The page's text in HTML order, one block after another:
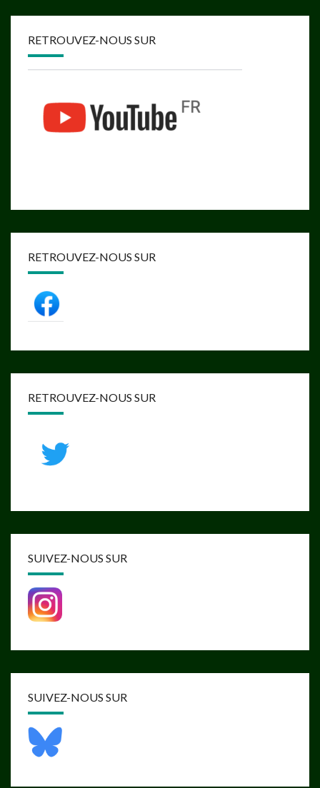
RETROUVEZ-NOUS SUR
RETROUVEZ-NOUS SUR
RETROUVEZ-NOUS SUR
SUIVEZ-NOUS SUR
SUIVEZ-NOUS SUR